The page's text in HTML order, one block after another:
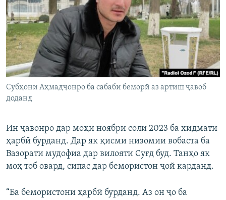
Субҳони Аҳмадҷонро ба сабаби беморӣ аз артиш ҷавоб
доданд
Ин ҷавонро дар моҳи ноябри соли 2023 ба хидмати
ҳарбӣ бурданд. Дар як қисми низомии вобаста ба
Вазорати мудофиа дар вилояти Суғд буд. Танҳо як
моҳ тоб овард, сипас дар бемористон ҷой карданд.
“Ба бемористони ҳарбӣ бурданд. Аз он ҷо ба